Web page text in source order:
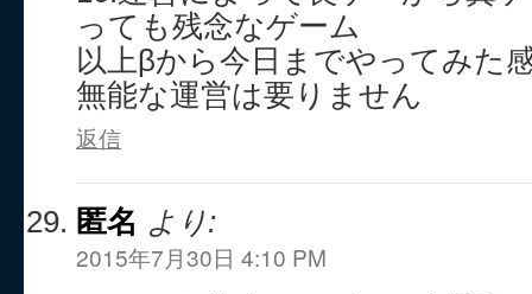
っても残念なゲーム
以上βから今日までやってみた
無能な運営は要りません
返信
匿名 より:
2015年7月30日 4:10 PM